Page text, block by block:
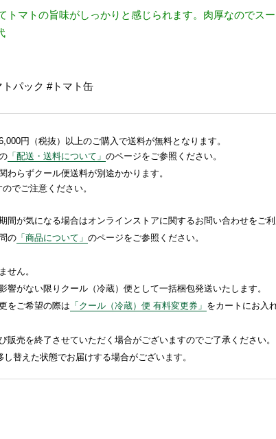
トマトの旨味がしっかりと感じられます。肉厚なのでス
トパック #トマト缶
円（税抜）以上のご購入で送料が無料となります。
「配送・送料について」 のページをご参照ください。
わらずクール便送料が別途かかります。
でご注意ください。
が気になる場合はオンラインストアに関するお問い合わせをご利
の 「商品について」 のページをご参照ください。
せん。
がない限りクール（冷蔵）便として一括梱包発送いたします。
をご希望の際は 「クール（冷蔵）便 有料変更券」 をカートにお入
売を終了させていただく場合がございますのでご了承ください。
替えた状態でお届けする場合がございます。